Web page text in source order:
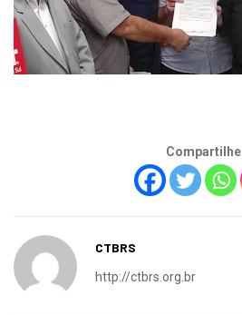
Compartilhe
CTBRS
http://ctbrs.org.br